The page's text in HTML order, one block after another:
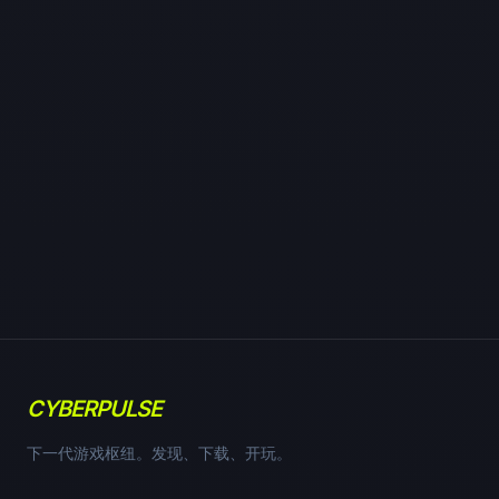
CYBERPULSE
下一代游戏枢纽。发现、下载、开玩。